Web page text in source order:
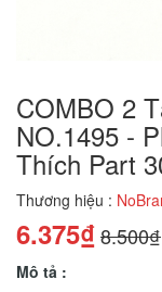
COMBO 2
NO.1495 -
Thích Part
Thương hiệu :
6.375₫8.500₫
Mô tả :